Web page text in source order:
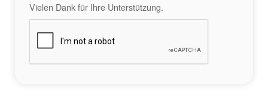
Vielen Dank für Ihre Unterstützung.